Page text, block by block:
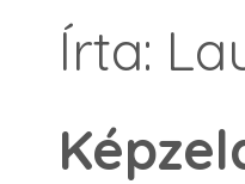
Írta: